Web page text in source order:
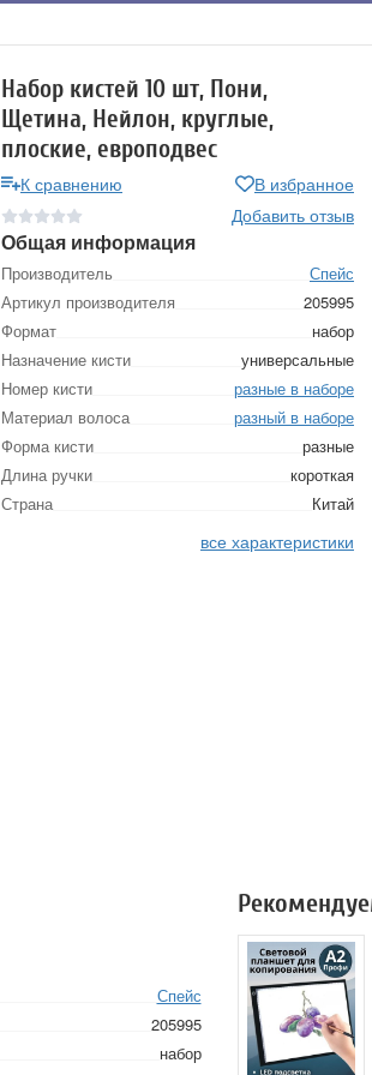
Набор кистей 10 шт, Пони,
Щетина, Нейлон, круглые,
плоские, европодвес
К сравнению
В избранное
Добавить отзыв
Общая информация
Производитель
Спейс
Артикул производителя
205995
Формат
набор
Назначение кисти
универсальные
Номер кисти
разные в наборе
Материал волоса
разный в наборе
Форма кисти
разные
Длина ручки
короткая
Страна
Китай
все характеристики
Спейс
205995
набор